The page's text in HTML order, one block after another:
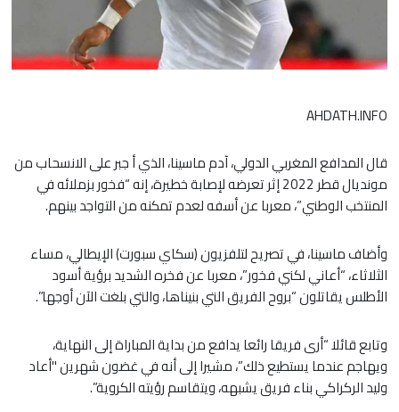
AHDATH.INFO
قال المدافع المغربي الدولي، آدم ماسينا، الذي أ جبر على الانسحاب من
مونديال قطر 2022 إثر تعرضه لإصابة خطيرة، إنه “فخور بزملائه في
المنتخب الوطني”، معربا عن أسفه لعدم تمكنه من التواجد بينهم.
وأضاف ماسينا، في تصريح لتلفزيون (سكاي سبورت) الإيطالي، مساء
الثلاثاء، “أعاني لكني فخور”، معربا عن فخره الشديد برؤية أسود
الأطلس يقاتلون “بروح الفريق التي بنيناها، والتي بلغت الآن أوجها”.
وتابع قائلا “أرى فريقا رائعا يدافع من بداية المباراة إلى النهاية،
ويهاجم عندما يستطيع ذلك”، مشيرا إلى أنه في غضون شهرين ''أعاد
وليد الركراكي بناء فريق يشبهه، ويتقاسم رؤيته الكروية”.